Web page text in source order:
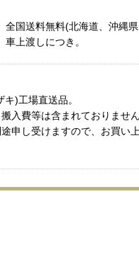
全国送料無料(北海道、沖縄
車上渡しにつき。
キ)工場直送品。
入費等は含まれておりません
申し受けますので、お買い